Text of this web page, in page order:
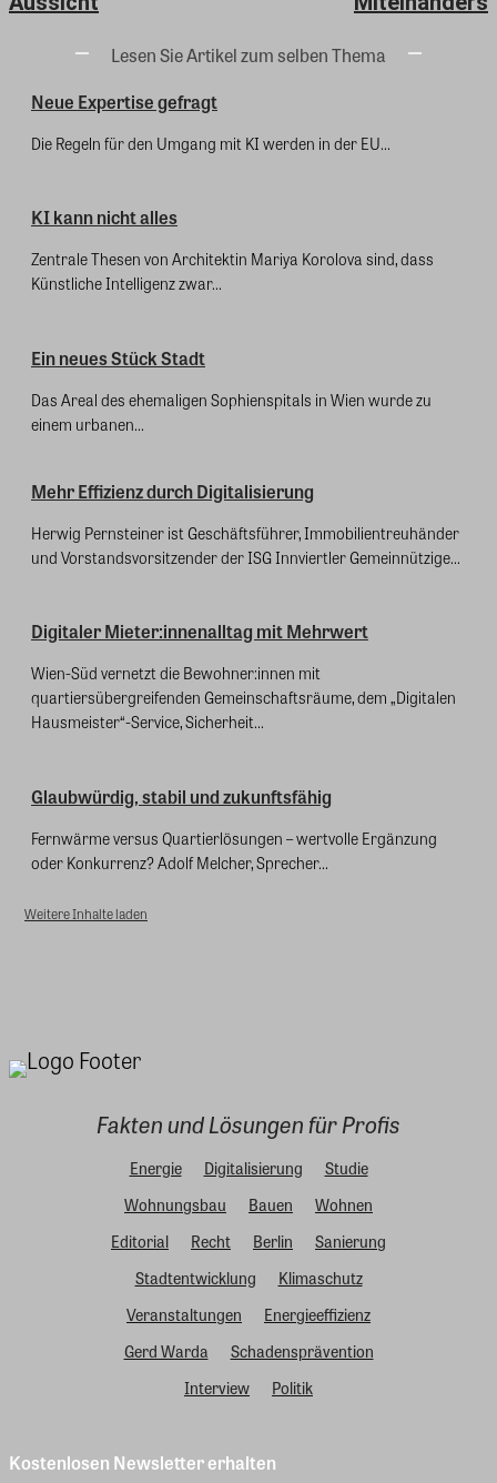
Lesen Sie Artikel zum selben Thema
Neue Expertise gefragt
Die Regeln für den Umgang mit KI werden in der EU...
KI kann nicht alles
Zentrale Thesen von Architektin Mariya Korolova sind, dass
Künstliche Intelligenz zwar...
Ein neues Stück Stadt
Das Areal des ehemaligen Sophienspitals in Wien wurde zu
einem urbanen...
Mehr Effizienz durch Digitalisierung
Herwig Pernsteiner ist Geschäftsführer, Immobilientreuhänder
und Vorstandsvorsitzender der ISG Innviertler Gemeinnützige...
Digitaler Mieter:innenalltag mit Mehrwert
Wien-Süd vernetzt die Bewohner:innen mit
quartiersübergreifenden Gemeinschaftsräume, dem „Digitalen
Hausmeister“-Service, Sicherheit...
Glaubwürdig, stabil und zukunftsfähig
Fernwärme versus Quartierlösungen – wertvolle Ergänzung
oder Konkurrenz? Adolf Melcher, Sprecher...
Weitere Inhalte laden
Fakten und Lösungen für Profis
Energie Digitalisierung
Studie
Wohnungsbau
Bauen
Wohnen
Editorial
Recht Berlin
Sanierung
Stadtentwicklung
Klimaschutz
Veranstaltungen
Energieeffizienz
Gerd Warda
Schadensprävention
Interview
Politik
Kostenlosen Newsletter erhalten